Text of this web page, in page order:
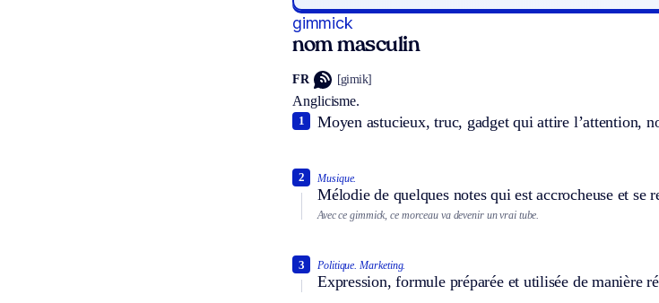
gimmick
nom masculin
FR [gimik]
Anglicisme.
Moyen astucieux, truc, gadget qui attire l’attention,
1
Musique.
Mélodie de quelques notes qui est accrocheuse et se
2
Avec ce gimmick, ce morceau va devenir un vrai tube.
Politique. Marketing.
Expression, formule préparée et utilisée de manière
3